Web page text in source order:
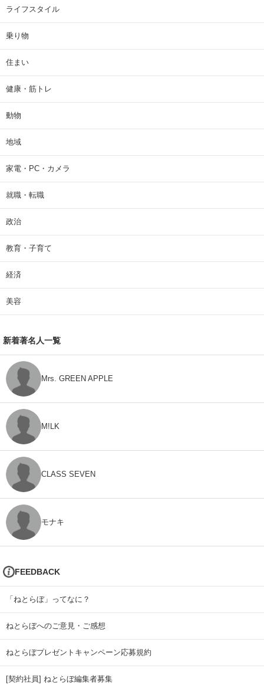
ライフスタイル
乗り物
住まい
健康・筋トレ
動物
地域
家電・PC・カメラ
就職・転職
政治
教育・子育て
経済
美容
新着著名人一覧
Mrs. GREEN APPLE
M!LK
CLASS SEVEN
モナキ
FEEDBACK
「ねとらぼ」ってなに？
ねとらぼへのご意見・ご感想
ねとらぼプレゼントキャンペーン応募規約
[契約社員] ねとらぼ編集者募集